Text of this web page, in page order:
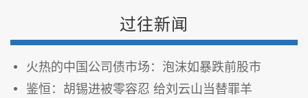
过往新闻
火热的中国公司债市场：泡沫如暴跌前股市
鉴恒：胡锡进被零容忍 给刘云山当替罪羊